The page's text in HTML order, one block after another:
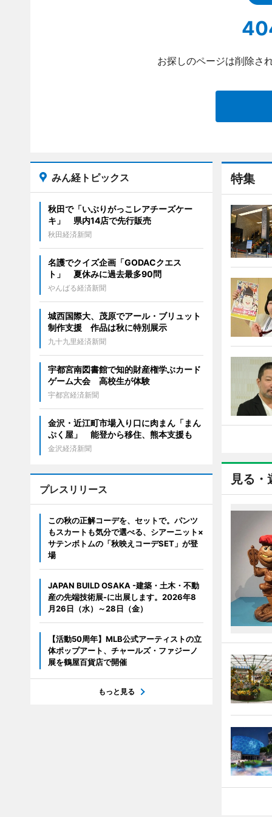
お探しのページは削除さ
特集
見る・
みん経トピックス
秋田で「いぶりがっこレアチーズケー
キ」 県内14店で先行販売
秋田経済新聞
名護でクイズ企画「GODACクエス
ト」 夏休みに過去最多90問
やんばる経済新聞
城西国際大、茂原でアール・ブリュット
制作支援 作品は秋に特別展示
九十九里経済新聞
宇都宮南図書館で知的財産権学ぶカード
ゲーム大会 高校生が体験
宇都宮経済新聞
金沢・近江町市場入り口に肉まん「まん
ぷく屋」 能登から移住、熊本支援も
金沢経済新聞
プレスリリース
この秋の正解コーデを、セットで。パンツ
もスカートも気分で選べる、シアーニット×
サテンボトムの「秋映えコーデSET」が登
場
JAPAN BUILD OSAKA -建築・土木・不動
産の先端技術展-に出展します。2026年8
月26日（水）～28日（金）
【活動50周年】MLB公式アーティストの立
体ポップアート、チャールズ・ファジーノ
展を鶴屋百貨店で開催
もっと見る